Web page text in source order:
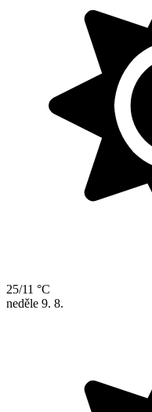
25/11 °C
neděle 9. 8.